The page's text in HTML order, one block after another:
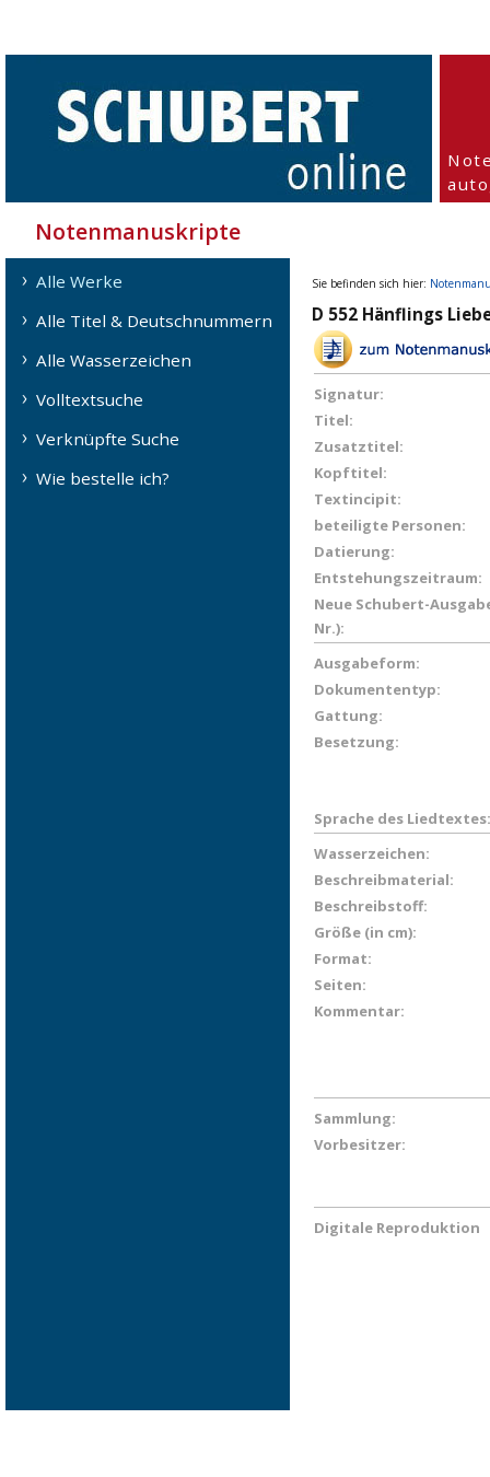
Notenmanuskripte
Alle Werke
Alle Titel & Deutschnummern
Alle Wasserzeichen
Volltextsuche
Verknüpfte Suche
Wie bestelle ich?
Sie befinden sich hier:
D 552 Hänflings
Signatur:
Titel:
Zusatztitel:
Kopftitel:
Textincipit:
beteiligte Personen:
Datierung:
Entstehungszeitraum:
Neue Schubert-
Nr.):
Ausgabeform:
Dokumententyp:
Gattung:
Besetzung:
Sprache des Liedtextes:
Wasserzeichen:
Beschreibmaterial:
Beschreibstoff:
Größe (in cm):
Format:
Seiten:
Kommentar:
Sammlung:
Vorbesitzer:
Digitale Reproduktion